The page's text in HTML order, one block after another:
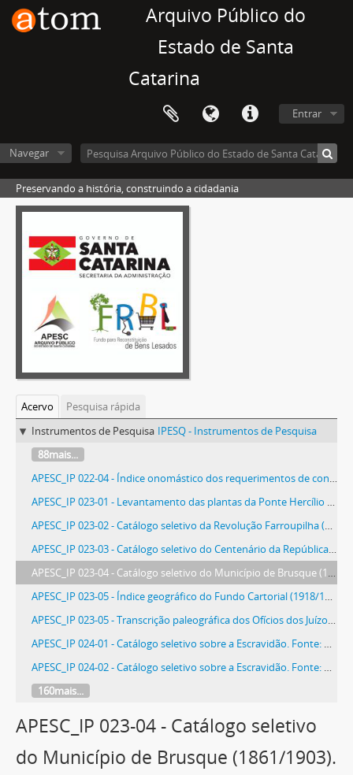
Arquivo Público do
Estado de Santa
Catarina
Entrar
Navegar
Preservando a história, construindo a cidadania
Acervo
Pesquisa rápida
Instrumentos de Pesquisa IPESQ - Instrumentos de Pesquisa
88mais...
APESC_IP 022-04 - Índice onomástico dos requerimentos de concessões de terras da Diretoria de Terras e Colonização (1903/1912), v. 7
APESC_IP 023-01 - Levantamento das plantas da Ponte Hercílio Luz digitalizadas (1924/1925)
APESC_IP 023-02 - Catálogo seletivo da Revolução Farroupilha (1835/1845). Fontes: Correspondências dos Juízos de Paz (1836); Correspondências das Câmaras Municipais (1839/1843); e Correspondências do Ministério da Marinha (1837/1844)
APESC_IP 023-03 - Catálogo seletivo do Centenário da República (1889)
APESC_IP 023-04 - Catálogo seletivo do Município de Brusque (1861/1903). Fontes: Ofícios das Câmaras Municipais para Presidência da Província (1861/1889); Ofícios das Superintendências e Intendências Municipais para Presidência da Província e Governo do Estado (1891/1903); e Ofícios dos Arciprestes e Vigários para Presidência da Província (1880/1888)
APESC_IP 023-05 - Índice geográfico do Fundo Cartorial (1918/1989)
APESC_IP 023-05 - Transcrição paleográfica dos Ofícios dos Juízos de Órfãos para Governo da Capitania e Presidência da Província (1806/1837)
APESC_IP 024-01 - Catálogo seletivo sobre a Escravidão. Fonte: Ofícios das Delegacias de Polícia para Presidência da Província (1842/1869), v. 1
APESC_IP 024-02 - Catálogo seletivo sobre a Escravidão. Fonte: Ofícios das Delegacias de Polícia para Presidência da Província (1870/1883), v. 2
160mais...
APESC_IP 023-04 - Catálogo seletivo
do Município de Brusque (1861/1903).